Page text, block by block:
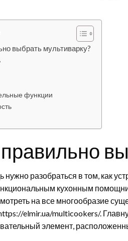
выбрать мультиварку?
функции
нужно разобраться в том, как
кухонным
на все многообразие
elmir.ua/multicookers/.
элемент,